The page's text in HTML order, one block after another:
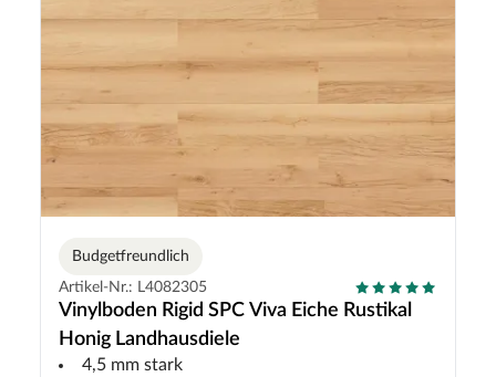
Budgetfreundlich
Artikel-Nr.: L4082305
Vinylboden Rigid SPC Viva Eiche Rustikal
Honig Landhausdiele
4,5 mm stark